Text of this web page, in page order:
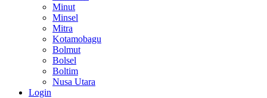
Minut
Minsel
Mitra
Kotamobagu
Bolmut
Bolsel
Boltim
Nusa Utara
Login